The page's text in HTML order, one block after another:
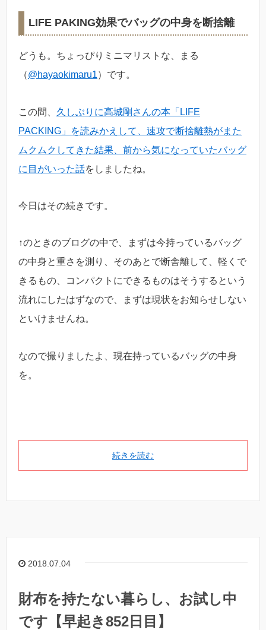
LIFE PAKING効果でバッグの中身を断捨離
どうも。ちょっぴりミニマリストな、まる
（@hayaokimaru1）です。
この間、 久しぶりに高城剛さんの本「LIFE
PACKING」を読みかえして、速攻で断捨離熱がまた
ムクムクしてきた結果、前から気になっていたバッグ
に目がいった話をしましたね。
今日はその続きです。
↑のときのブログの中で、まずは今持っているバッグ
の中身と重さを測り、そのあとで断舎離して、軽くで
きるもの、コンパクトにできるものはそうするという
流れにしたはずなので、まずは現状をお知らせしない
といけませんね。
なので撮りましたよ、現在持っているバッグの中身
を。
続きを読む
2018.07.04
財布を持たない暮らし、お試し中
です【早起き852日目】